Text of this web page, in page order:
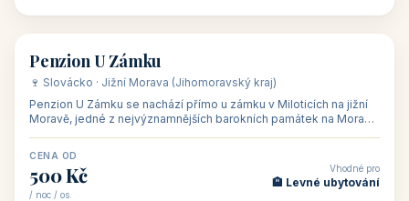
🏡 penzion
Penzion U Zámku
🍷 Slovácko · Jižní Morava (Jihomoravský kraj)
Penzion U Zámku se nachází přímo u zámku v Miloticích na jižní
Moravě, jedné z nejvýznamnějších barokních památek na Moravě,
CENA OD
500 Kč
/ noc / os.
Vhodné pro
🏨 Levné ubytování